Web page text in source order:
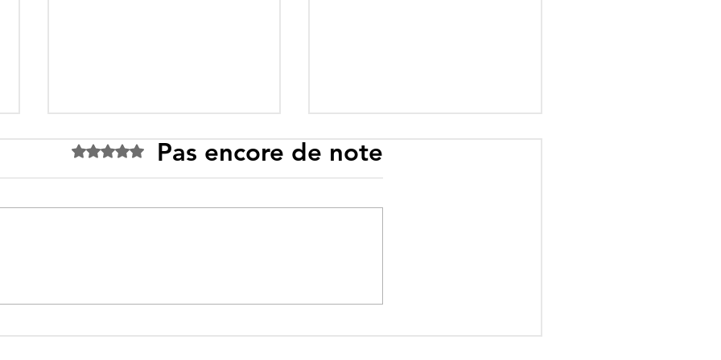
mieux cacher la misère
promesses différées,
réalités évitées
Noté 0 étoile sur 5.Pas encore de note